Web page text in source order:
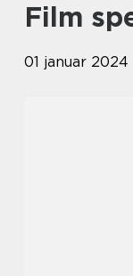
film
01 januar 2024